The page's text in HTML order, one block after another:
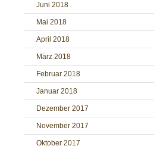
Juni 2018
Mai 2018
April 2018
März 2018
Februar 2018
Januar 2018
Dezember 2017
November 2017
Oktober 2017